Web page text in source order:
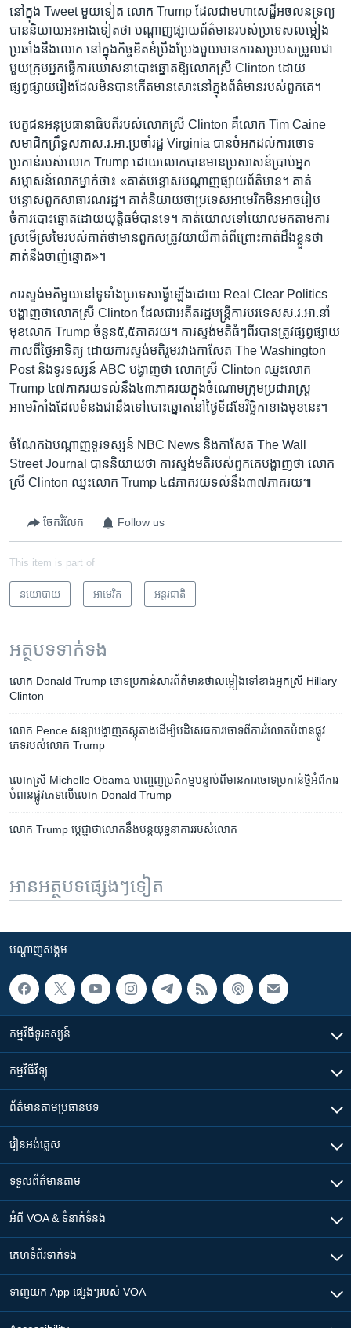
នៅ​ក្នុង Tweet មួយ​ទៀត ​លោក Trump ​ដែល​ជា​មហាសេដ្ឋី​អចលនទ្រព្យ​
បាន​និយាយ​អះអាង​ទៀត​ថា​ បណ្តាញ​ផ្សាយ​ព័ត៌មាន​របស់​ប្រទេស​លម្អៀង​
ប្រឆាំង​នឹង​លោក​ នៅ​ក្នុង​កិច្ចខិត​ខំប្រឹង​ប្រែង​មួយ​មាន​ការ​សម្រប​សម្រួល​ជា​
មួយ​ក្រុម​អ្នក​ធ្វើការ​ឃោសនា​បោះ​ឆ្នោត​ឱ្យ​លោកស្រី Clinton ​ដោយ​
ផ្សព្វផ្សាយ​រឿង​ដែល​មិន​បាន​កើត​មាន​សោះ​នៅ​ក្នុង​ព័ត៌មាន​របស់​ពួក​គេ។
បេក្ខជន​អនុ​ប្រធានាធិបតី​របស់​លោកស្រី Clinton គឺ​លោក​ Tim Caine ​
សមាជិក​ព្រឹទ្ធសភា​ស.រ.អា.​ប្រចាំ​រដ្ឋ​ Virginia បាន​ចំអកដល់​ការ​ចោទ​
ប្រកាន់​របស់​លោក Trump​ ដោយ​លោក​បាន​មានប្រសាសន៍​ប្រាប់​អ្នក​
សម្ភាសន៍​លោក​ម្នាក់​ថា៖ «គាត់​បន្ទោសបណ្តាញ​ផ្សាយ​ព័ត៌មាន។ គាត់​
បន្ទោស​ពួក​សាធារណរដ្ឋ។ គាត់​និយាយ​ថា​ប្រទេស​អាមេរិក​មិន​អាច​រៀប​
ចំការបោះ​ឆ្នោត​ដោយ​យុត្តិធម៌​បាន​ទេ។ គាត់​យោល​ទៅ​យោល​មក​តាម​ការ​
ស្រមើស្រមៃ​របស់​គាត់​ថា​មាន​ពួក​សត្រូវ​យាយី​គាត់​ពីព្រោះ​គាត់​ដឹង​ខ្លួន​ថា​
គាត់​នឹង​ចាញ់​ឆ្នោត»។
ការ​ស្ទង់​មតិ​មួយ​នៅ​ទូទាំង​ប្រទេស​ធ្វើ​ឡើង​ដោយ​ Real Clear Politics ​
បង្ហាញ​ថា​លោក​ស្រី​ Clinton ​ដែល​ជា​អតីត​រដ្ឋមន្ត្រីការ​បរទេស​ស.រ.អា.​នាំ​
មុខ​លោក​ Trump ចំនួន​៥,៥ភាគ​រយ។​ ការ​ស្ទង់​មតិ​ធំៗ​ពីរ​បាន​ត្រូវ​ផ្សព្វផ្សាយ​
កាល​ពី​ថ្ងៃ​អាទិត្យ ដោយ​ការ​ស្ទង់មតិ​រួម​រវាង​កាសែត​ The Washington
Post ​និង​ទូរទស្សន៍​ ABC បង្ហាញ​ថា​ លោក​ស្រី​ Clinton ​ឈ្នះ​លោក
Trump​ ៤៧​ភាគរយ​ទល់​នឹង​៤៣ភាគ​រយ​ក្នុង​ចំណោម​ក្រុម​ប្រជារាស្ត្រ​
អាមេរិកាំង​ដែល​ទំនង​ជា​នឹង​ទៅ​បោះឆ្នោត​នៅ​ថ្ងៃ​ទី​៨ខែ​វិច្ឆិកា​ខាង​មុខ​នេះ។
​ចំណែក​ឯ​បណ្តាញ​ទូរទស្សន៍​ NBC News និង​កាសែត​ The Wall
Street Journal ​បាន​និយាយ​ថា​ ការ​ស្ទង់មតិ​របស់​ពួក​គេ​បង្ហាញ​ថា​ លោក​
ស្រី​ Clinton ​ឈ្នះ​លោក​ Trump ​៤៨​ភាគរយ​ទល់នឹង​៣៧​ភាគរយ៕
ចែករំលែក Follow us
This item is part of
នយោបាយ អាមេរិក​ អន្តរជាតិ
អត្ថបទ​ទាក់ទង
លោក Donald Trump ចោទ​ប្រកាន់​សារព័ត៌មាន​ថា​លម្អៀង​ទៅ​ខាង​អ្នកស្រី​ Hillary
Clinton
លោក​ Pence សន្យា​បង្ហាញ​ភស្តុតាង​ដើម្បី​បដិសេធ​ការ​ចោទ​ពី​ការ​រំលោភបំពាន​ផ្លូវ​
ភេទ​របស់​លោក​ Trump
លោកស្រី​ Michelle Obama បញ្ចេញ​ប្រតិកម្ម​បន្ទាប់​ពី​មាន​ការ​ចោទ​ប្រកាន់​ថ្មី​អំពី​ការ​
បំពាន​ផ្លូវ​ភេទ​លើ​លោក​ Donald Trump
លោក​ Trump ប្តេជ្ញា​ថា​លោក​នឹង​បន្ត​យុទ្ធនាការ​របស់​លោក
អានអត្ថបទផ្សេងៗទៀត
បណ្តាញ​សង្គម
កម្មវិធី​ទូរទស្សន៍
កម្មវិធី​វិទ្យុ
ព័ត៌មាន​តាមប្រធានបទ​
រៀន​​អង់គ្លេស
ទទួល​ព័ត៌មាន​តាម
អំពី​ VOA & ទំនាក់ទំនង
គេហទំព័រ​​ទាក់ទង
ទាញយក​ App ផ្សេងៗ​របស់​ VOA